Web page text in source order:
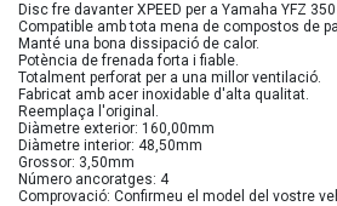
Disc fre davanter XPEED per a Yamaha YFZ
Compatible amb tota mena de compostos de
Manté una bona dissipació de calor.
Potència de frenada forta i fiable.
Totalment perforat per a una millor ventilació.
Fabricat amb acer inoxidable d'alta qualitat.
Reemplaça l'original.
Diàmetre exterior: 160,00mm
Diàmetre interior: 48,50mm
Grossor: 3,50mm
Número ancoratges: 4
Comprovació: Confirmeu el model del vostre